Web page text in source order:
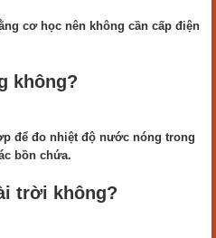
cơ học nên không cần cấp điện
không?
để đo nhiệt độ nước nóng trong
bồn chứa.
trời không?